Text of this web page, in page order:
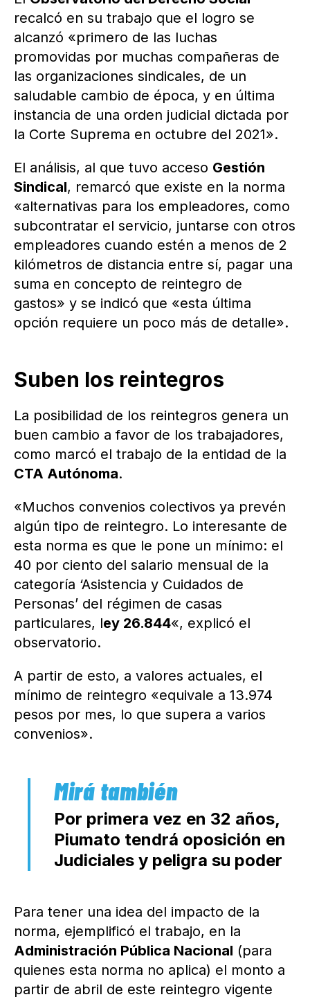
recalcó en su trabajo que el logro se
alcanzó «primero de las luchas
promovidas por muchas compañeras de
las organizaciones sindicales, de un
saludable cambio de época, y en última
instancia de una orden judicial dictada por
la Corte Suprema en octubre del 2021».
El análisis, al que tuvo acceso Gestión
Sindical, remarcó que existe en la norma
«alternativas para los empleadores, como
subcontratar el servicio, juntarse con otros
empleadores cuando estén a menos de 2
kilómetros de distancia entre sí, pagar una
suma en concepto de reintegro de
gastos» y se indicó que «esta última
opción requiere un poco más de detalle».
Suben los reintegros
La posibilidad de los reintegros genera un
buen cambio a favor de los trabajadores,
como marcó el trabajo de la entidad de la
CTA Autónoma.
«Muchos convenios colectivos ya prevén
algún tipo de reintegro. Lo interesante de
esta norma es que le pone un mínimo: el
40 por ciento del salario mensual de la
categoría ‘Asistencia y Cuidados de
Personas’ del régimen de casas
particulares, ley 26.844«, explicó el
observatorio.
A partir de esto, a valores actuales, el
mínimo de reintegro «equivale a 13.974
pesos por mes, lo que supera a varios
convenios».
Por primera vez en 32 años,
Piumato tendrá oposición en
Judiciales y peligra su poder
Para tener una idea del impacto de la
norma, ejemplificó el trabajo, en la
Administración Pública Nacional (para
quienes esta norma no aplica) el monto a
partir de abril de este reintegro vigente